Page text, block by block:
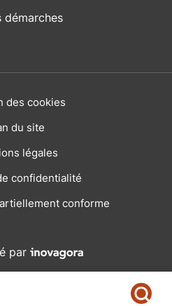
démarches
des cookies
du site
légales
confidentialité
conforme
par Inovagora (ouverture